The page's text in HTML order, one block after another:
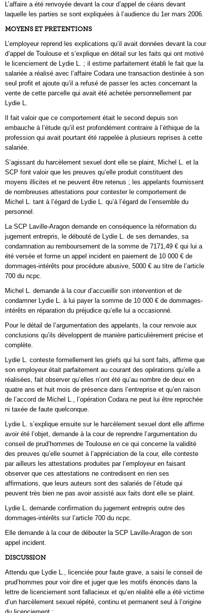
L’affaire a été renvoyée devant la cour d’appel de céans devant
laquelle les parties se sont expliquées à l’audience du 1er mars 2006.
MOYENS ET PRETENTIONS
L’employeur reprend les explications qu’il avait données devant la cour
d’appel de Toulouse et s’explique en détail sur les faits qui ont motivé
le licenciement de Lydie L. ; il estime parfaitement établi le fait que la
salariée a réalisé avec l’affaire Codara une transaction destinée à son
seul profit et ajoute qu’il a refusé de passer les actes concernant la
vente de cette parcelle qui avait été achetée personnellement par
Lydie L.
Il fait valoir que ce comportement était le second depuis son
embauche à l’étude qu’il est profondément contraire à l’éthique de la
profession qui avait pourtant été rappelée à plusieurs reprises à cette
salariée.
S’agissant du harcèlement sexuel dont elle se plaint, Michel L. et la
SCP font valoir que les preuves qu’elle produit constituent des
moyens illicites et ne peuvent être retenus ; les appelants fournissent
de nombreuses attestations pour contester le comportement de
Michel L. tant à l’égard de Lydie L. qu’à l’égard de l’ensemble du
personnel.
La SCP Laville-Aragon demande en conséquence la réformation du
jugement entrepris, le débouté de Lydie L. de ses demandes, sa
condamnation au remboursement de la somme de 7171,49 € qui lui a
été versée et forme un appel incident en paiement de 10 000 € de
dommages-intérêts pour procédure abusive, 5000 € au titre de l’article
700 du ncpc.
Michel L. demande à la cour d’accueillir son intervention et de
condamner Lydie L. à lui payer la somme de 10 000 € de dommages-
intérêts en réparation du préjudice qu’elle lui a occasionné.
Pour le détail de l’argumentation des appelants, la cour renvoie aux
conclusions qu’ils développent de manière particulièrement précise et
complète.
Lydie L. conteste formellement les griefs qui lui sont faits, affirme que
son employeur était parfaitement au courant des opérations qu’elle a
réalisées, fait observer qu’elles n’ont été qu’au nombre de deux en
quatre ans et huit mois de présence dans l’entreprise et qu’en raison
de l’accord de Michel L., l’opération Codara ne peut lui être reprochée
ni taxée de faute quelconque.
Lydie L. s’explique ensuite sur le harcèlement sexuel dont elle affirme
avoir été l’objet, demande à la cour de reprendre l’argumentation du
conseil de prud’hommes de Toulouse en ce qui concerne la validité
des preuves qu’elle soumet à l’appréciation de la cour, elle conteste
par ailleurs les attestations produites par l’employeur en faisant
observer que ces attestations ne contredisent en rien ses
affirmations, que leurs auteurs sont des salariés de l’étude qui
peuvent très bien ne pas avoir assisté aux faits dont elle se plaint.
Lydie L. demande confirmation du jugement entrepris outre des
dommages-intérêts sur l’article 700 du ncpc.
Elle demande à la cour de débouter la SCP Laville-Aragon de son
appel incident.
DISCUSSION
Attendu que Lydie L., licenciée pour faute grave, a saisi le conseil de
prud’hommes pour voir dire et juger que les motifs énoncés dans la
lettre de licenciement sont fallacieux et qu’en réalité elle a été victime
d’un harcèlement sexuel répété, continu et permanent seul à l’origine